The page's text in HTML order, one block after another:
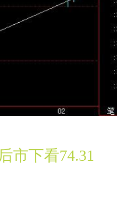
市下看74.31